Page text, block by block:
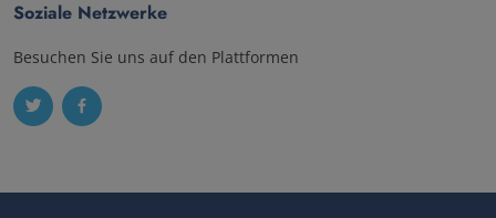
Soziale Netzwerke
Besuchen Sie uns auf den Plattformen